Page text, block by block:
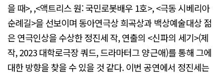
을 때>, ,<액트리스 원: 국민로봇배우 1호>, <극동 시베리아
순례길>을 선보이며 동아연극상 희곡상과 백상예술대상 젊
은 연극인상을 수상한 정진세 작, 연출의 <신파의 세기>(제
작, 2023 대학로극장 쿼드, 드라마터그 양근애)를 통해 그에
대한 방향을 찾을 수 있을 것 같다. 이번 공연에서 정진세는